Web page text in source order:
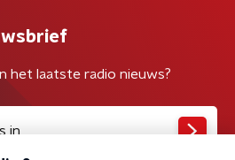
het laatste radio nieuws?